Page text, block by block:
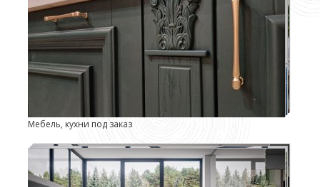
Мебель, кухни под заказ